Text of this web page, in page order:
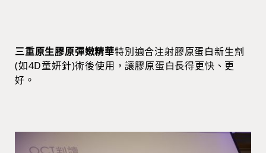
三重原生膠原彈嫩精華特別適合注射膠原蛋白新生劑
(如4D童妍針)術後使用，讓膠原蛋白長得更快、更
好。